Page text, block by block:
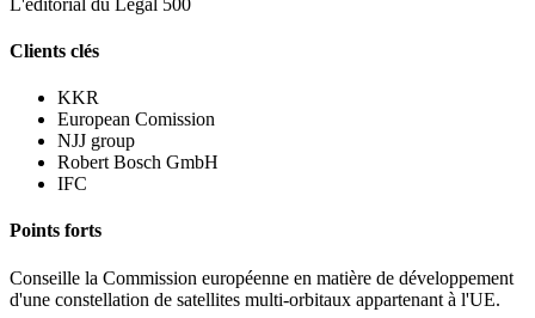
Clients clés
KKR
European Comission
NJJ group
Robert Bosch GmbH
IFC
Points forts
Conseille la Commission européenne en matière de développement
d'une constellation de satellites multi-orbitaux appartenant à l'UE.